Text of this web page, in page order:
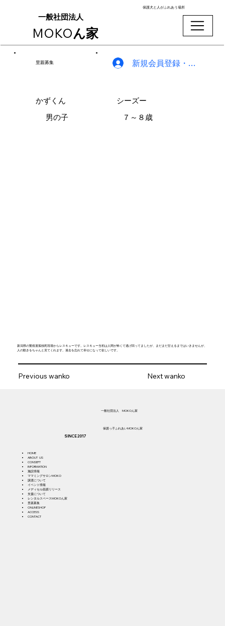
一般社団法人
MOKOん家
里親募集
保護犬と人がふれあう場所
新規会員登録・ログイン
かずくん
男の子
シーズー
７～８歳
新潟県の繁殖屋孤独死現場からレスキューです。レスキュー当初は人間が怖くて逃げ回ってましたが、まだまだ甘えるまではいきませんが、
人の動きをちゃんと見てくれます。過去を忘れて幸せになって欲しいです。
Previous wanko Next wanko
​一般社団法人 MOKOん家
HOME
ABOUT US
CONSEPT
INFORMATION
施設情報
ママミングサロンMOKO
譲渡について
イベント情報
メディセル筋膜リリース
支援について
​レ ンタルスペースMOKOん家
​里親募集
ONLINESHOP
ACCESS
CONTACT
SINCE 2017
​保護っ子ふれあいMOKOん家